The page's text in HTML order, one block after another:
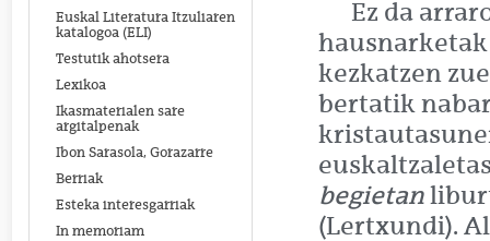
Euskal Literatura Itzuliaren
katalogoa (ELI)
Testutik ahotsera
Lexikoa
Ikasmaterialen sare
argitalpenak
Ibon Sarasola, Gorazarre
Berriak
Esteka interesgarriak
In memoriam
Ez da
hausnarketak
kezkatzen
bertatik
begietan
(Lertxundi).